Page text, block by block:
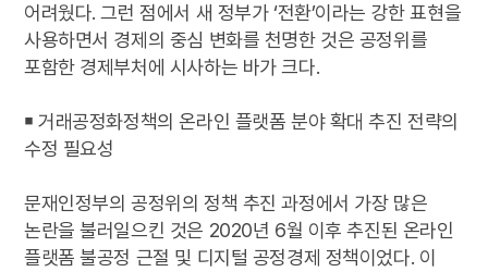
어려웠다. 그런 점에서 새 정부가 ‘전환’이라는 강한 표현을
사용하면서 경제의 중심 변화를 천명한 것은 공정위를
포함한 경제부처에 시사하는 바가 크다.
￭ 거래공정화정책의 온라인 플랫폼 분야 확대 추진 전략의
수정 필요성
문재인정부의 공정위의 정책 추진 과정에서 가장 많은
논란을 불러일으킨 것은 2020년 6월 이후 추진된 온라인
플랫폼 불공정 근절 및 디지털 공정경제 정책이었다. 이